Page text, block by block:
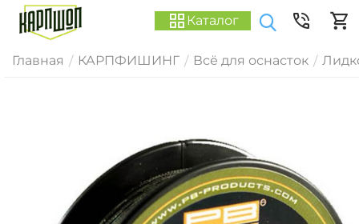
Каталог
Главная / КАРПФИШИНГ / Всё для оснасток /